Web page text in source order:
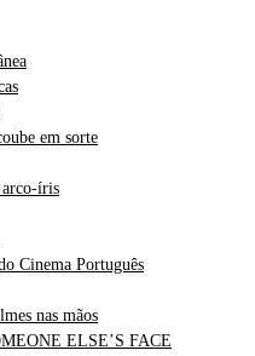
em sorte
íris
Cinema Português
nas mãos
ELSE’S FACE